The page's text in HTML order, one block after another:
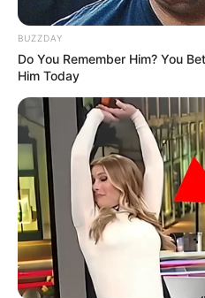
BUZZDAY
Do You Remember Him? You
Him Today